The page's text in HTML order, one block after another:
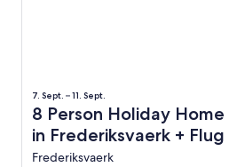
7. Sept. – 11. Sept.
8 Person Holiday Home
in Frederiksvaerk + Flug
Frederiksvaerk